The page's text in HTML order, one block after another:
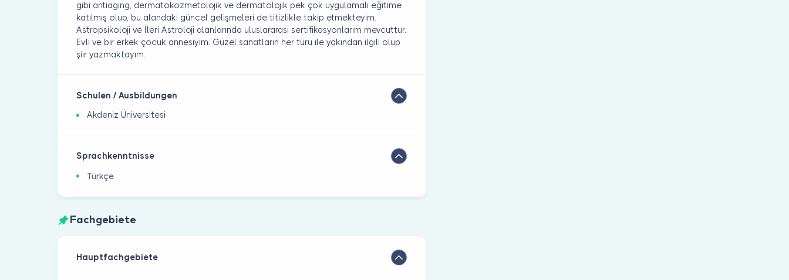
gibi antiaging, dermatokozmetolojik ve dermatolojik pek çok uygulamalı eğitime
katılmış olup, bu alandaki güncel gelişmeleri de titizlikle takip etmekteyim.
Astropsikoloji ve İleri Astroloji alanlarında uluslararası sertifikasyonlarım mevcuttur.
Evli ve bir erkek çocuk annesiyim. Güzel sanatların her türü ile yakından ilgili olup
şiir yazmaktayım.
Schulen / Ausbildungen
Akdeniz Üniversitesi
Sprachkenntnisse
Türkçe
Fachgebiete
Hauptfachgebiete